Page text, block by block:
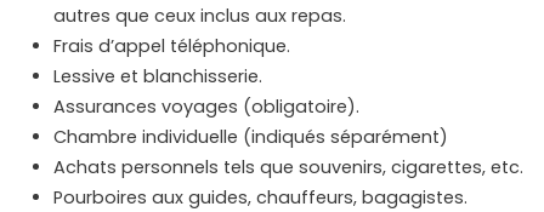
autres que ceux inclus aux repas.
Frais d’appel téléphonique.
Lessive et blanchisserie.
Assurances voyages (obligatoire).
Chambre individuelle (indiqués séparément)
Achats personnels tels que souvenirs, cigarettes, etc.
Pourboires aux guides, chauffeurs, bagagistes.